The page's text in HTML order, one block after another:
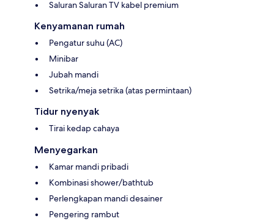
Saluran Saluran TV kabel premium
Kenyamanan rumah
Pengatur suhu (AC)
Minibar
Jubah mandi
Setrika/meja setrika (atas permintaan)
Tidur nyenyak
Tirai kedap cahaya
Menyegarkan
Kamar mandi pribadi
Kombinasi shower/bathtub
Perlengkapan mandi desainer
Pengering rambut